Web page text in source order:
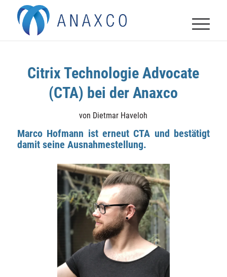
Citrix Technologie Advocate
(CTA) bei der Anaxco
von Dietmar Haveloh
Marco Hofmann ist erneut CTA und bestätigt
damit seine Ausnahmestellung.